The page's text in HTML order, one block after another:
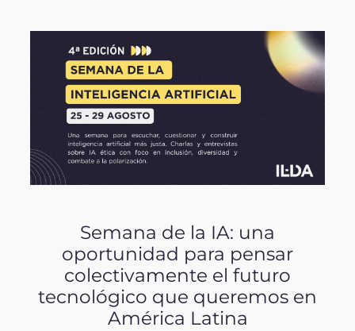
Semana de la IA: una
oportunidad para pensar
colectivamente el futuro
tecnológico que queremos en
América Latina